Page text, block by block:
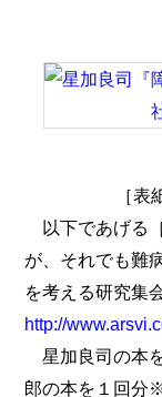
［表
以下であげる
が、それでも難
を考える研究集
http://
星加良司の本
郎の本を１回分